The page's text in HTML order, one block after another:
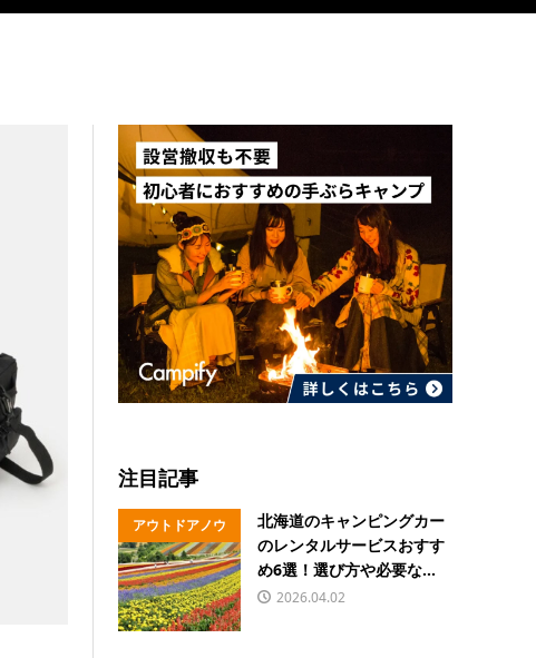
注目記事
アウトドアノウ
ハウ
北海道のキャンピングカー
のレンタルサービスおすす
め6選！選び方や必要な...
2026.04.02